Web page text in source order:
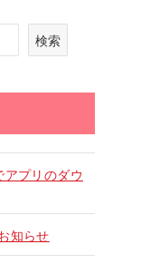
検索
プリのダウ
知らせ